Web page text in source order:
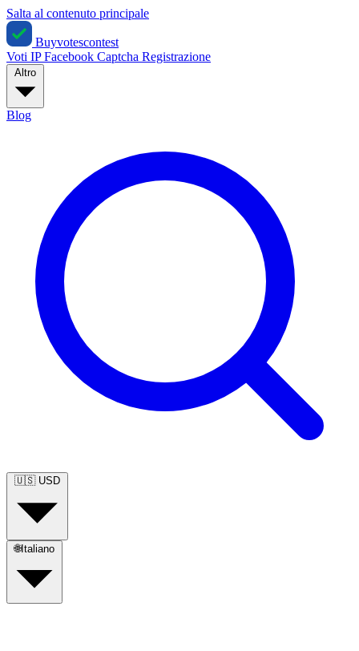
Salta al contenuto principale
Buyvotescontest
Voti IPFacebook Captcha Registrazione
Blog
🇺🇸 USD
🌐Italiano